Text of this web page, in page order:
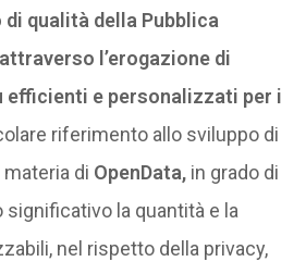
qualità della Pubblica
l’erogazione di
efficienti e personalizzati per i
riferimento allo sviluppo di
di OpenData,in grado di
la quantità e la
nel rispetto della privacy,